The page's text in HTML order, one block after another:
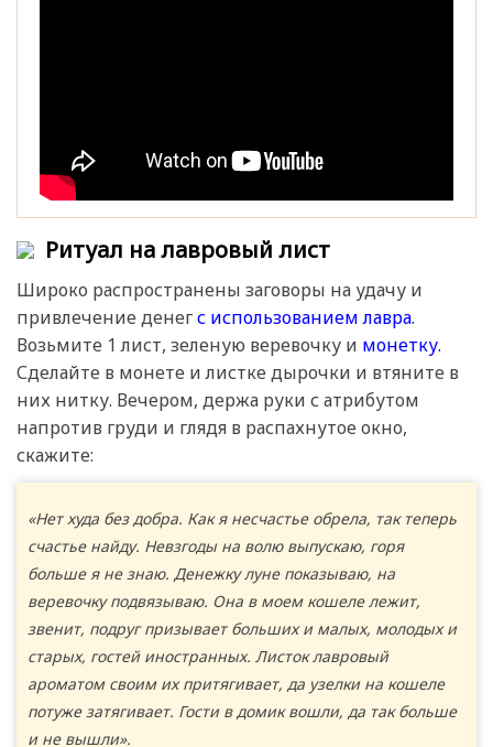
Ритуал на лавровый лист
Широко распространены заговоры на удачу и
привлечение денегс использованием лавра.
Возьмите 1 лист, зеленую веревочку и монетку.
Сделайте в монете и листке дырочки и втяните в
них нитку. Вечером, держа руки с атрибутом
напротив груди и глядя в распахнутое окно,
скажите:
«Нет худа без добра. Как я несчастье обрела, так теперь
счастье найду. Невзгоды на волю выпускаю, горя
больше я не знаю. Денежку луне показываю, на
веревочку подвязываю. Она в моем кошеле лежит,
звенит, подруг призывает больших и малых, молодых и
старых, гостей иностранных. Листок лавровый
ароматом своим их притягивает, да узелки на кошеле
потуже затягивает. Гости в домик вошли, да так больше
и не вышли».